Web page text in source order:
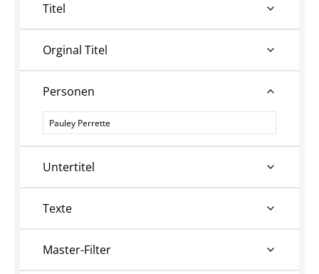
Titel
Orginal Titel
Personen
Personen
Untertitel
Texte
Master-Filter